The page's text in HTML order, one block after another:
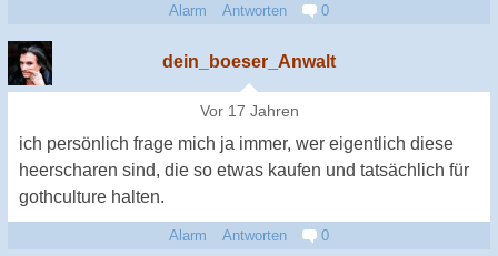
Alarm Antworten 0
dein_boeser_Anwalt
Vor 17 Jahren
ich persönlich frage mich ja immer, wer eigentlich diese
heerscharen sind, die so etwas kaufen und tatsächlich für
gothculture halten.
Alarm Antworten 0